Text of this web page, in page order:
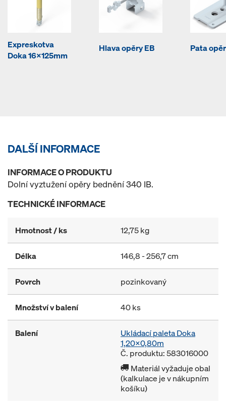
Expreskotva
Doka 16x125mm
Hlava opěry EB Pata
DALŠÍ INFORMACE
INFORMACE O PRODUKTU
Dolní vyztužení opěry bednění 340 IB.
TECHNICKÉ INFORMACE
Hmotnost / ks 12,75 kg
Délka 146,8 - 256,7 cm
Povrch pozinkovaný
Množství v balení 40 ks
Balení
Ukládací paleta Doka
1,20x0,80m
Č. produktu: 583016000
Materiál vyžaduje obal
(kalkulace je v nákupním
košíku)